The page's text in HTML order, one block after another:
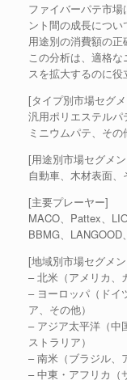
ファイバーパテ市
ント間の成長につ
用途別の消費額の正
この分析は、適格
スを拡大するのに役
[タイプ別市場セグ
汎用ポリエステル
ミニウムパテ、その
[用途別市場セグメ
自動車、木材表面、
[主要プレーヤー]
MACO、Pattex、
BBMG、LANGOOD
[地域別市場セグメ
– 北米（アメリカ、
– ヨーロッパ（ドイ
ア、その他）
– アジア太平洋（中
ストラリア）
– 南米（ブラジル、
– 中東・アフリカ（